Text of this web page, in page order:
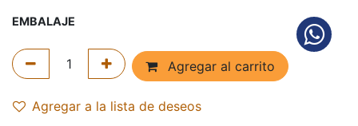
EMBALAJE
Agregar al carrito
Agregar a la lista de deseos